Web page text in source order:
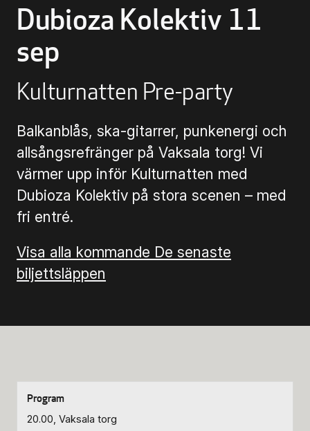
Program och biljetter
Biljettinformation
Att köpa biljett
Köp- & leveransvillkor
Dubioza Kolektiv 11
sep
Kulturnatten Pre-party
Balkanblås, ska-gitarrer, punkenergi och
allsångsrefränger på Vaksala torg! Vi
värmer upp inför Kulturnatten med
Dubioza Kolektiv på stora scenen – med
fri entré.
Visa alla kommande De senaste
biljettsläppen
20.00, Vaksala torg